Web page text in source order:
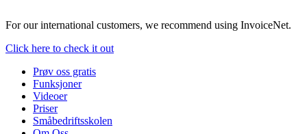
For our international customers, we recommend using InvoiceNet.
Click here to check it out
Prøv oss gratis
Funksjoner
Videoer
Priser
Småbedriftsskolen